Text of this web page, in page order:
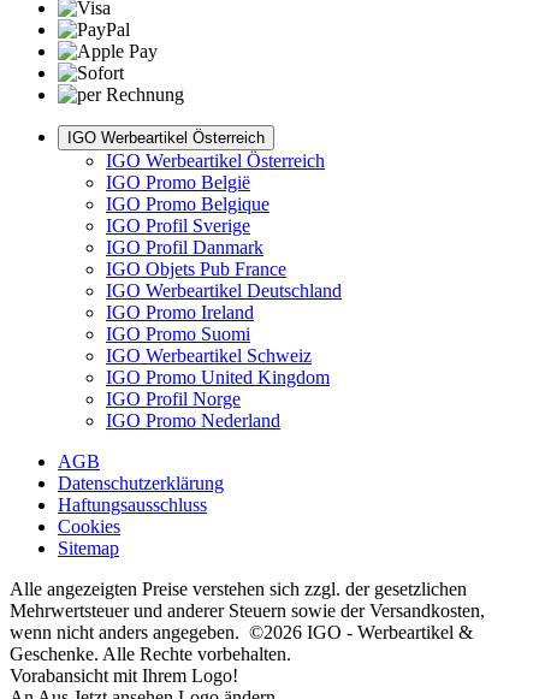
IGO Werbeartikel Österreich
IGO Werbeartikel Österreich
IGO Promo België
IGO Promo Belgique
IGO Profil Sverige
IGO Profil Danmark
IGO Objets Pub France
IGO Werbeartikel Deutschland
IGO Promo Ireland
IGO Promo Suomi
IGO Werbeartikel Schweiz
IGO Promo United Kingdom
IGO Profil Norge
IGO Promo Nederland
AGB
Datenschutzerklärung
Haftungsausschluss
Cookies
Sitemap
Alle angezeigten Preise verstehen sich zzgl. der gesetzlichen
Mehrwertsteuer und anderer Steuern sowie der Versandkosten,
wenn nicht anders angegeben. ©2026 IGO - Werbeartikel &
Geschenke. Alle Rechte vorbehalten.
Vorabansicht mit Ihrem Logo!